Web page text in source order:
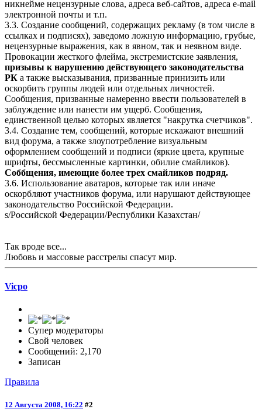
никнейме нецензурные слова, адреса веб-сайтов, адреса e-mail
электронной почты и т.п.
3.3. Создание сообщений, содержащих рекламу (в том числе в
ссылках и подписях), заведомо ложнyю инфоpмацию, гpубые,
нецензурные выражения, как в явном, так и неявном виде.
Провокации жесткого флейма, экстремистские заявления,
призывы к нарушению действующего законодательства
РК а также высказывания, призванные принизить или
оскорбить группы людей или отдельных личностей.
Сообщения, призванные намеренно ввести пользователей в
заблуждение или нанести им ущерб. Сообщения,
единственной целью которых является "накрутка счетчиков".
3.4. Создание тем, сообщений, которые искажают внешний
вид форума, а также злоупотребление визуальным
оформлением сообщений и подписи (яркие цвета, крупные
шрифты, бессмысленные картинки, обилие смайликов).
Соббщения, имеющие более трех смайликов подряд.
3.6. Использование аватаров, которые так или иначе
оскорбляют участников форума, или нарушают действующее
законодательство Российской Федерации.
s/Российской Федерации/Республики Казахстан/
Так вроде все...
Любовь и массовые расстрелы спасут мир.
Vicpo
Супер модераторы
Свой человек
Сообщений: 2,170
Записан
Правила
12 Августа 2008, 16:22 #2